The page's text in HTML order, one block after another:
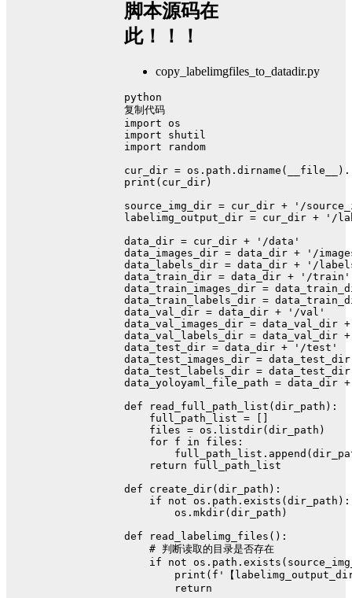
脚本源码在
此！！！
copy_labelimgfiles_to_datadir.py
python
复制代码
import os
import shutil
import random
cur_dir =
print (cur_dir)
source_img_dir = cur_dir +
'/
labelimg_output_dir = cur_dir +
'/
data_dir = cur_dir +
'/data'
data_images_dir = data_dir +
'/
data_labels_dir = data_dir +
'/
data_train_dir = data_dir +
'/train'
data_train_images_dir =
data_train_labels_dir =
data_val_dir = data_dir +
'/val'
data_val_images_dir = data_val_dir
data_val_labels_dir = data_val_dir
data_test_dir = data_dir +
'/test'
data_test_images_dir =
data_test_labels_dir =
data_yoloyaml_file_path = data_dir
def
read_full_path_list ( dir_path ):
    full_path_list = []
    files = os.listdir(dir_path)
for f in files:
return full_path_list
def
create_dir( dir_path ):
if
not os.path.exists(dir_path):
        os.mkdir(dir_path)
def
read_labelimg_files ():
# 判断读取的目录是否存在
if
not
print ( f'【
return